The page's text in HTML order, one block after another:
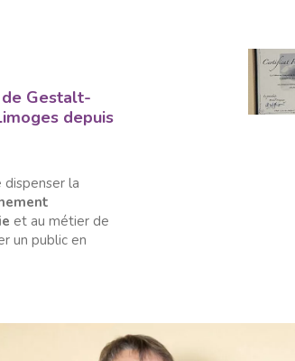
de Gestalt-
depuis
dispenser la
et au métier de
un public en